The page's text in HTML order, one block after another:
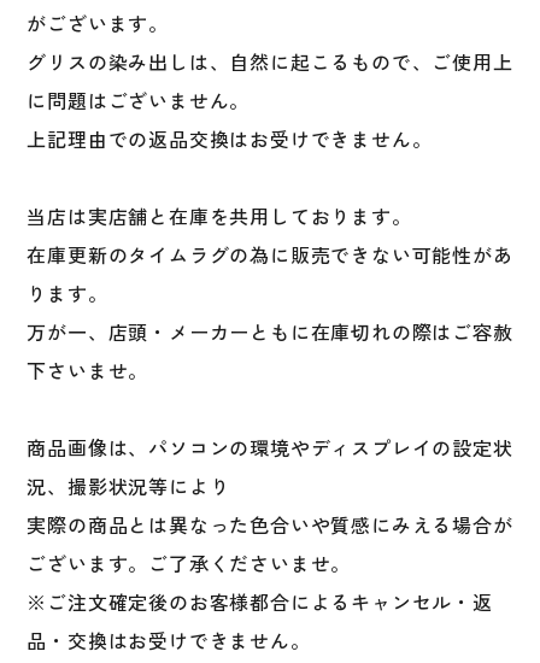
がございます。
グリスの染み出しは、自然に起こるもので、ご使用上
に問題はございません。
上記理由での返品交換はお受けできません。
当店は実店舗と在庫を共用しております。
在庫更新のタイムラグの為に販売できない可能性があ
ります。
万が一、店頭・メーカーともに在庫切れの際はご容赦
下さいませ。
商品画像は、パソコンの環境やディスプレイの設定状
況、撮影状況等により
実際の商品とは異なった色合いや質感にみえる場合が
ございます。ご了承くださいませ。
※ご注文確定後のお客様都合によるキャンセル・返
品・交換はお受けできません。